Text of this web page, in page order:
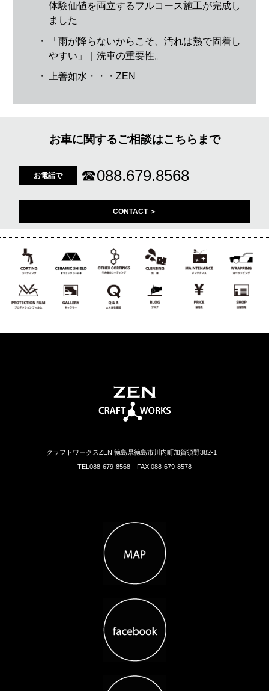
体験価値を両立するフルコース施工が完成し
ました
・
「雨が降らないからこそ、汚れは熱で固着し
やすい」｜洗車の重要性。
・ 上善如水・・・ZEN
お車に関するご相談はこちらまで
お電話で ☎088.679.8568
CONTACT ＞
クラフトワークスZEN 徳島県徳島市川内町加賀須野382-1
TEL088-679-8568 FAX 088-679-8578